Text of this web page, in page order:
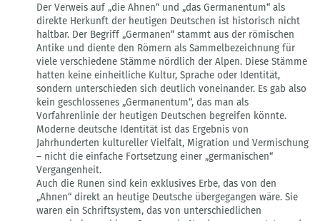
auf
Germanische
Mythologie
ist
kein
Verbrechen
von
tobi
Der Verweis auf „die Ahnen“ und „das Germanentum“ als
direkte Herkunft der heutigen Deutschen ist historisch nicht
haltbar. Der Begriff „Germanen“ stammt aus der römischen
Antike und diente den Römern als Sammelbezeichnung für
viele verschiedene Stämme nördlich der Alpen. Diese Stämme
hatten keine einheitliche Kultur, Sprache oder Identität,
sondern unterschieden sich deutlich voneinander. Es gab also
kein geschlossenes „Germanentum“, das man als
Vorfahrenlinie der heutigen Deutschen begreifen könnte.
Moderne deutsche Identität ist das Ergebnis von
Jahrhunderten kultureller Vielfalt, Migration und Vermischung
– nicht die einfache Fortsetzung einer „germanischen“
Vergangenheit.
Auch die Runen sind kein exklusives Erbe, das von den
„Ahnen“ direkt an heutige Deutsche übergegangen wäre. Sie
waren ein Schriftsystem, das von unterschiedlichen